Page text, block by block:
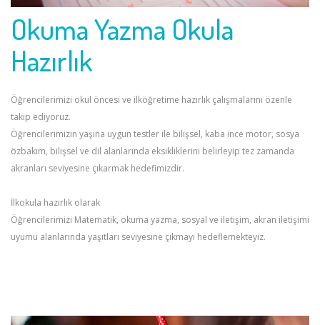
Okuma Yazma Okula
Hazırlık
Öğrencilerimizi okul öncesi ve ilköğretime hazırlık çalışmalarını özenle
takip ediyoruz.
Öğrencilerimizin yaşına uygun testler ile bilişsel, kaba ince motor, sosya
özbakım, bilişsel ve dil alanlarında eksikliklerini belirleyip tez zamanda
akranları seviyesine çıkarmak hedefimizdir.
İlkokula hazırlık olarak
Öğrencilerimizi Matematik, okuma yazma, sosyal ve iletişim, akran iletişimi
uyumu alanlarında yaşıtları seviyesine çıkmayı hedeflemekteyiz.